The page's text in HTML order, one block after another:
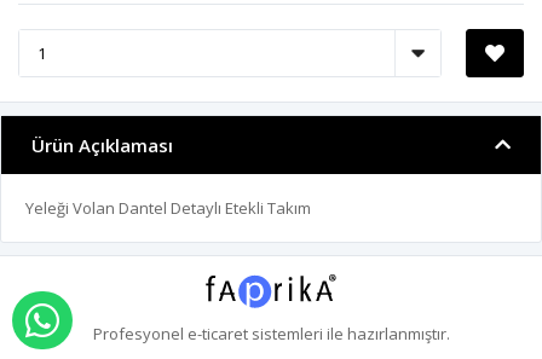
Ürün Açıklaması
Yeleği Volan Dantel Detaylı Etekli Takım
Profesyonel e-ticaretsistemleri ile hazırlanmıştır.